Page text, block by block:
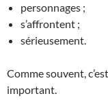
personnages ;
s’affrontent ;
sérieusement.
Comme souvent,
important.